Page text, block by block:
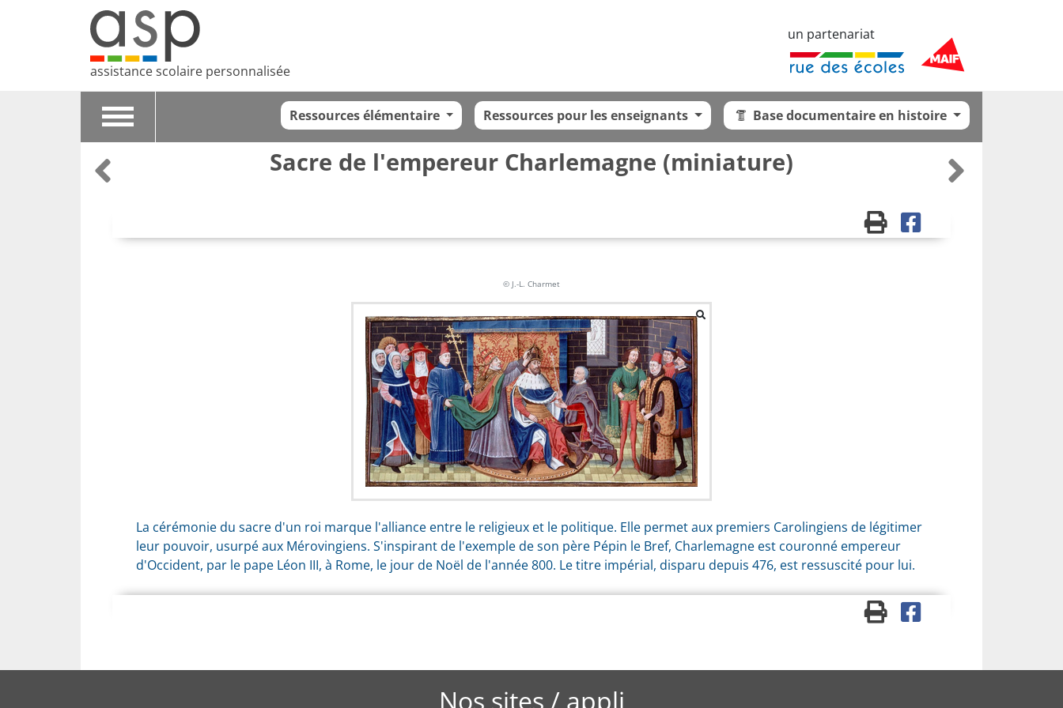
assistance scolaire personnalisée
un partenariat
Toggle
Ressources élémentaire Ressources pour les enseignants Base documentaire en histoire
Sacre de l'empereur Charlemagne (miniature)
© J.-L. Charmet
La cérémonie du sacre d'un roi marque l'alliance entre le religieux et le politique. Elle permet aux premiers Carolingiens de légitimer
leur pouvoir, usurpé aux Mérovingiens. S'inspirant de l'exemple de son père Pépin le Bref, Charlemagne est couronné empereur
d'Occident, par le pape Léon III, à Rome, le jour de Noël de l'année 800. Le titre impérial, disparu depuis 476, est ressuscité pour lui.
Nos sites / appli